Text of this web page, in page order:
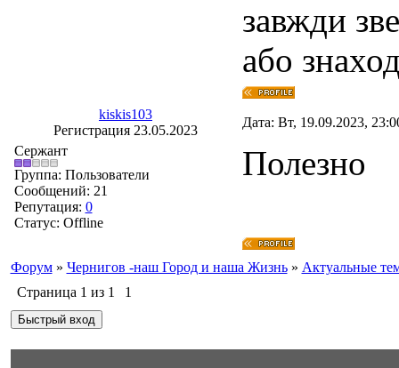
завжди
або
kiskis103
Регистрация 23.05.2023
Дата: Вт, 19.09.2023,
Сержант
Группа: Пользователи
Сообщений: 21
Репутация: 0
Статус: Offline
Полезно
Форум » Чернигов -наш Город и наша Жизнь » Актуальные
Страница 1 из 1 1